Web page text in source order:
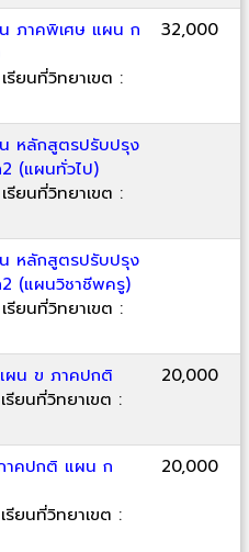
ภาคพิเศษ แผน ก
ยนที่วิทยาเขต :
32,000
หลักสูตรปรับปรุง
(แผนทั่วไป)
ยนที่วิทยาเขต :
หลักสูตรปรับปรุง
(แผนวิชาชีพครู)
ยนที่วิทยาเขต :
ผน ข ภาคปกติ
ยนที่วิทยาเขต :
20,000
าคปกติ แผน ก
ยนที่วิทยาเขต :
20,000